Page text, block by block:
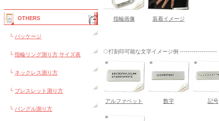
OTHERS
└ パッケージ
└ 指輪リング測り方,サイズ表
└ ネックレス測り方
└ ブレスレット測り方
└ バングル測り方
指輪画像 装着イメージ
◇打刻印可能な文字イメージ例 -------------------
アルファベット 数字 記号